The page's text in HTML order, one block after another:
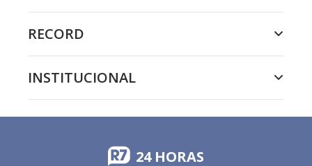
RECORD
INSTITUCIONAL
24 HORAS